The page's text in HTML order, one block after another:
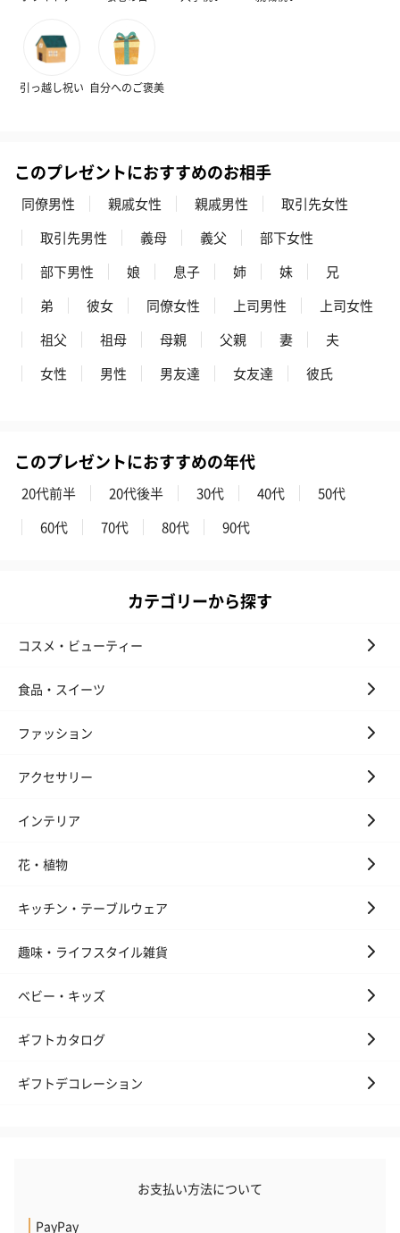
引っ越し祝い 自分へのご褒美
このプレゼントにおすすめのお相手
同僚男性 親戚女性 親戚男性
取引先女性
取引先男性
義母 義父
部下女性
部下男性
娘 息子 姉 妹
兄
弟
彼女 同僚女性 上司男性
上司女性
祖父
祖母 母親 父親 妻
夫
女性
男性 男友達 女友達 彼氏
このプレゼントにおすすめの年代
20代前半 20代後半 30代 40代
50代
60代
70代 80代 90代
カテゴリーから探す
コスメ・ビューティー
食品・スイーツ
ファッション
アクセサリー
インテリア
花・植物
キッチン・テーブルウェア
趣味・ライフスタイル雑貨
ベビー・キッズ
ギフトカタログ
ギフトデコレーション
お支払い方法について
PayPay